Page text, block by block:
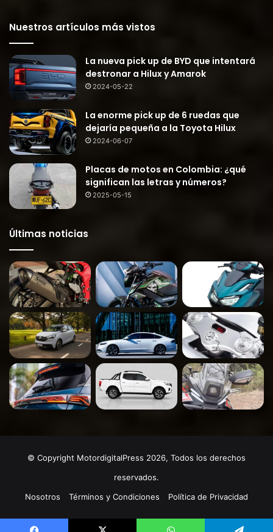
Nuestros artículos más vistos
La nueva pick up de BYD que intentará
destronar a Hilux y Amarok
2024-05-22
La enorme pick up de 6 ruedas que
dejaría pequeña a la Toyota Hilux
2024-06-07
Placas de motos en Colombia: ¿qué
significan las letras y números?
2025-05-15
Últimas noticias
© Copyright MotordigitalPress 2026, Todos los derechos
reservados.
Nosotros
Términos y Condiciones Política de Privacidad